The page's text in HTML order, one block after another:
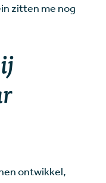
zitten me nog
ontwikkel,